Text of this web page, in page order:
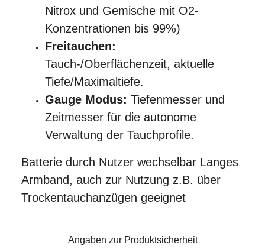
Nitrox und Gemische mit O2-
Konzentrationen bis 99%)
Freitauchen:
Tauch-/Oberflächenzeit, aktuelle
Tiefe/Maximaltiefe.
Gauge Modus: Tiefenmesser und
Zeitmesser für die autonome
Verwaltung der Tauchprofile.
Batterie durch Nutzer wechselbar Langes
Armband, auch zur Nutzung z.B. über
Trockentauchanzügen geeignet
Angaben zur Produktsicherheit